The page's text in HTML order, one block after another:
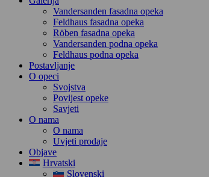
Vandersanden fasadna opeka
Feldhaus fasadna opeka
Röben fasadna opeka
Vandersanden podna opeka
Feldhaus podna opeka
Postavljanje
O opeci
Svojstva
Povijest opeke
Savjeti
O nama
O nama
Uvjeti prodaje
Objave
Hrvatski
Slovenski